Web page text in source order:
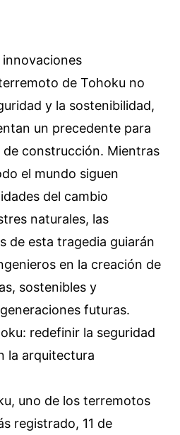
de Tohoku no
y la sostenibilidad,
un precedente para
construcción. Mientras
el mundo siguen
del cambio
naturales, las
de esta tragedia guiarán
en la creación de
sostenibles y
futuras.
redefinir la seguridad
la arquitectura
uno de los terremotos
registrado, 11 de